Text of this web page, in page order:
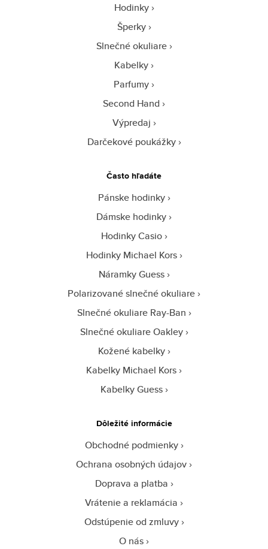
Hodinky
Šperky
Slnečné okuliare
Kabelky
Parfumy
Second Hand
Výpredaj
Darčekové poukážky
Často hľadáte
Pánske hodinky
Dámske hodinky
Hodinky Casio
Hodinky Michael Kors
Náramky Guess
Polarizované slnečné okuliare
Slnečné okuliare Ray-Ban
Slnečné okuliare Oakley
Kožené kabelky
Kabelky Michael Kors
Kabelky Guess
Dôležité informácie
Obchodné podmienky
Ochrana osobných údajov
Doprava a platba
Vrátenie a reklamácia
Odstúpenie od zmluvy
O nás